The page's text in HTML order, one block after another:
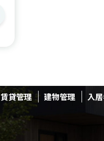
賃貸管理 建物管理 入